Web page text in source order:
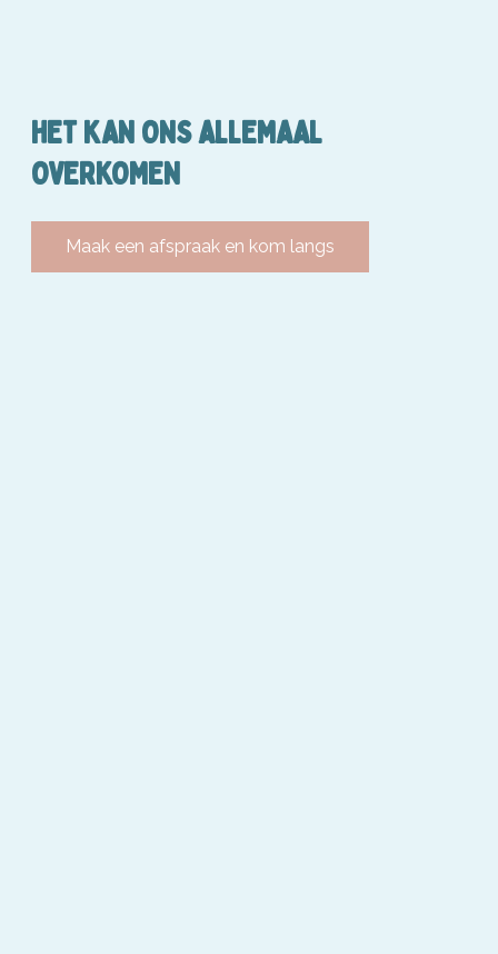
HET KAN ONS ALLEMAAL
OVERKOMEN
Maak een afspraak en kom langs